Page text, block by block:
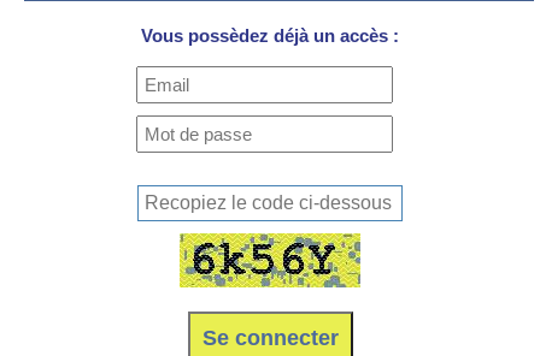
Vous possèdez déjà un accès :